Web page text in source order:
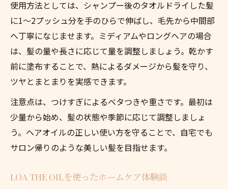
使用方法としては、シャンプー後のタオルドライした髪
に1〜2プッシュ分を手のひらで伸ばし、毛先から中間部
へ丁寧になじませます。ミディアムやロングヘアの場合
は、髪の量や長さに応じて量を調整しましょう。乾かす
前に塗布することで、熱によるダメージから髪を守り、
ツヤとまとまりを実感できます。
注意点は、つけすぎによるベタつきや重さです。最初は
少量から始め、髪の状態や季節に応じて調整しましょ
う。ヘアオイルの正しい使い方を守ることで、自宅でも
サロン帰りのような美しい髪を目指せます。
LOA THE OILを使ったホームケア体験談